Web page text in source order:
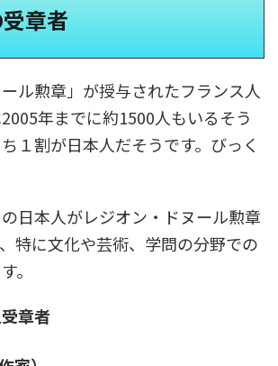
章者
ール勲章」が授与されたフランス人
年までに約1500人もいるそう
１割が日本人だそうです。びっく
日本人がレジオン・ドヌール勲章
特に文化や芸術、学問の分野での
。
章者